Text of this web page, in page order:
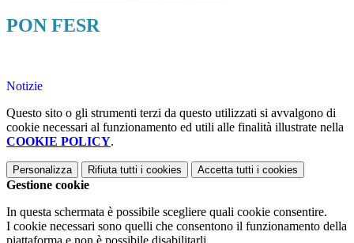
PON FESR
Notizie
Questo sito o gli strumenti terzi da questo utilizzati si avvalgono di
cookie necessari al funzionamento ed utili alle finalità illustrate nella
COOKIE POLICY.
Personalizza Rifiuta tutti i cookies Accetta tutti i cookies
Gestione cookie
In questa schermata è possibile scegliere quali cookie consentire.
I cookie necessari sono quelli che consentono il funzionamento della